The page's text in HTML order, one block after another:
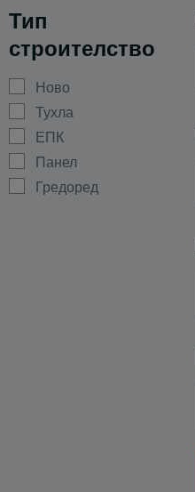
Тип
строителство
Ново
Тухла
ЕПК
Панел
Гредоред